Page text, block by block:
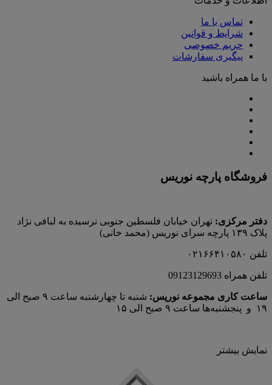
تماس با ما
شرایط و قوانین
حریم خصوصی
پیگیری سفارشات
با ما همراه باشید
فروشگاه پارچه نوریس
دفتر مرکزی: تهران خیابان فلسطین جنوبی نرسیده به لبافی نژاد
پلاک ۱۳۹ پارچه‌ سرای نوريس (محمد خانی)
تلفن ۰۲۱۶۶۴۱۰۵۸۰
تلفن همراه 09123129693
ساعت کاری مجموعه نوریس:
شنبه تا چهارشنبه ساعت ۹ صبح الی
۱۹ و پنجشنبه‌ها ساعت ۹ صبح الی ۱۵
نمایش بیشتر